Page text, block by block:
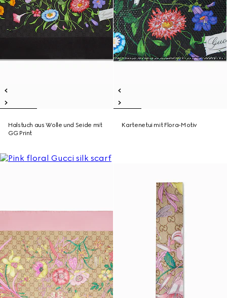
Halstuch aus Wolle und Seide mit
GG Print
Kartenetui mit Flora-Motiv